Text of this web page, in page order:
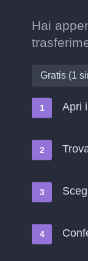
Hai
Gratis (1
Apri